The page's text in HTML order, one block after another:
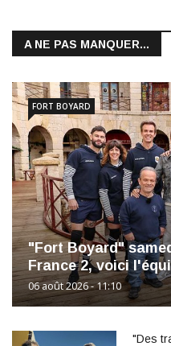
A NE PAS MANQUER...
"Fort Boyard"
France 2, voici
06 août 2026 - 11:10
FORT BOYARD
"Des